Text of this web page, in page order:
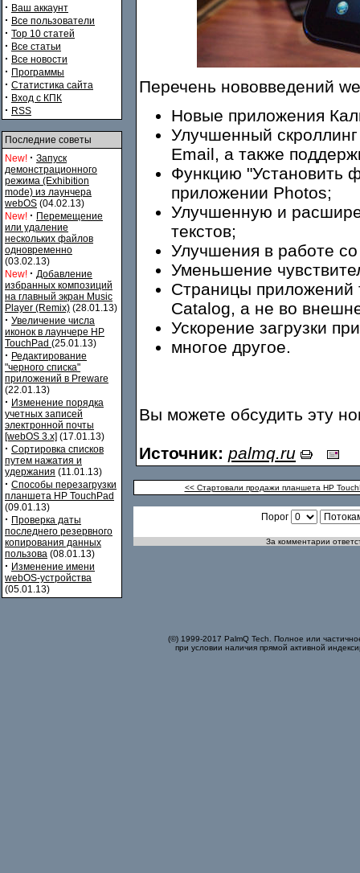
· Ваш аккаунт
· Все пользователи
· Top 10 статей
· Все статьи
· Все новости
· Программы
· Статистика сайта
· Вход с КПК
· RSS
Последние советы
New! · Запуск
демонстрационного
режима (Exhibition
mode) из лаунчера
webOS (04.02.13)
New! · Перемещение
или удаление
нескольких файлов
одновременно
(03.02.13)
New! · Добавление
избранных композиций
на главный экран Music
Player (Remix) (28.01.13)
· Увеличение числа
иконок в лаунчере HP
TouchPad (25.01.13)
· Редактирование
"черного списка"
приложений в Preware
(22.01.13)
· Изменение порядка
учетных записей
электронной почты
[webOS 3.x] (17.01.13)
· Сортировка списков
путем нажатия и
удержания (11.01.13)
· Способы перезагрузки
планшета HP TouchPad
(09.01.13)
· Проверка даты
последнего резервного
копирования данных
пользова (08.01.13)
· Изменение имени
webOS-устройства
(05.01.13)
Перечень нововведений
Новые приложения
Улучшенный
Email, а также
Функцию "Установить
приложении Photos;
Улучшенную и
текстов;
Улучшения в работе
Уменьшение
Страницы приложений
Catalog, а не во
Ускорение загрузки
многое другое.
Вы можете обсудить эту
Источник: palmq.ru
<< Стартовали продажи планшета HP
Порог
За комментарии
(©) 1999-2017 PalmQ Tech. Полное или
при условии наличия прямой активной